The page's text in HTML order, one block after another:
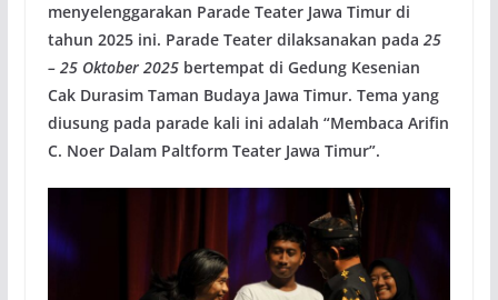
menyelenggarakan Parade Teater Jawa Timur di
tahun 2025 ini. Parade Teater dilaksanakan pada 25
– 25 Oktober 2025bertempat di Gedung Kesenian
Cak Durasim Taman Budaya Jawa Timur. Tema yang
diusung pada parade kali ini adalah “Membaca Arifin
C. Noer Dalam Paltform Teater Jawa Timur”.